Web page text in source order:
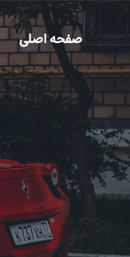
صفحه اصلی